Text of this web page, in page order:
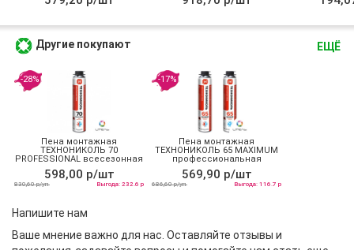
ЕЩЁ
Другие покупают
-28%
Пена монтажная
ТЕХНОНИКОЛЬ 70
PROFESSIONAL всесезонная
598,00 р/шт
830,60 р/уп Выгода: 232.6 р
-17%
Пена монтажная
ТЕХНОНИКОЛЬ 65 MAXIMUM
профессиональная
всесезонная
569,90 р/шт
686,60 р/уп Выгода: 116.7 р
Напишите нам
Ваше мнение важно для нас. Оставляйте отзывы и